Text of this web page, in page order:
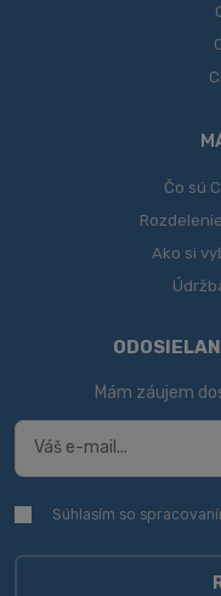
Čo sú
Ako si
Mám záujem
Súhlasím
spracovaním
Súhlasím so